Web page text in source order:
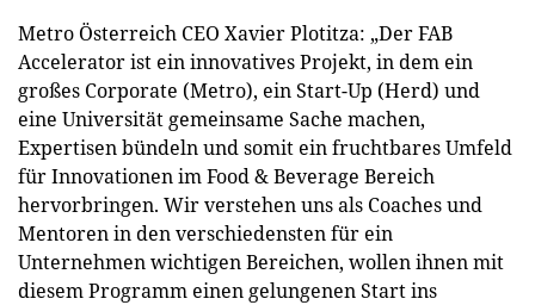
Metro Österreich CEO Xavier Plotitza: „Der FAB
Accelerator ist ein innovatives Projekt, in dem ein
großes Corporate (Metro), ein Start-Up (Herd) und
eine Universität gemeinsame Sache machen,
Expertisen bündeln und somit ein fruchtbares Umfeld
für Innovationen im Food & Beverage Bereich
hervorbringen. Wir verstehen uns als Coaches und
Mentoren in den verschiedensten für ein
Unternehmen wichtigen Bereichen, wollen ihnen mit
diesem Programm einen gelungenen Start ins